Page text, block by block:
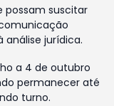
possam suscitar
análise jurídica.
a 4 de outubro
permanecer até
turno.